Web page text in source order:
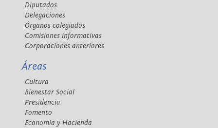
Diputados
Delegaciones
Órganos colegiados
Comisiones informativas
Corporaciones anteriores
Áreas
Cultura
Bienestar Social
Presidencia
Fomento
Economía y Hacienda